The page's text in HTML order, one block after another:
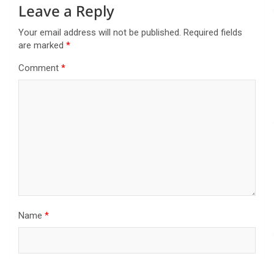
Leave a Reply
Your email address will not be published. Required fields
are marked *
Comment *
Name *